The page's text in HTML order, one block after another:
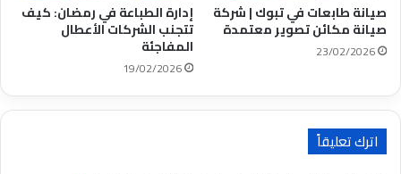
صيانة طابعات في تبوك | شركة
صيانة مكائن تصوير معتمدة
23/02/2026
إدارة الطباعة في رمضان: كيف
تتجنب الشركات الأعطال
المفاجئة
19/02/2026
اترك تعليقاً